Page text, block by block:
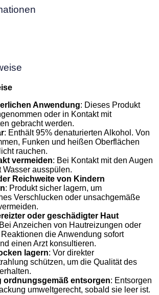
Anwendung: Dieses Produkt
oder in Kontakt mit
gebracht werden.
: Enthält 95% denaturierten Alkohol. Von
Funken und heißen Oberflächen
rauchen.
vermeiden: Bei Kontakt mit den Augen
Wasser ausspülen.
Reichweite von Kindern
: Produkt sicher lagern, um
Verschlucken oder unsachgemäße
oder geschädigter Haut
Anzeichen von Hautreizungen oder
die Anwendung sofort
einen Arzt konsultieren.
lagern: Vor direkter
schützen, um die Qualität des
ordnungsgemäß entsorgen: Entsorgen
umweltgerecht, sobald sie leer ist.